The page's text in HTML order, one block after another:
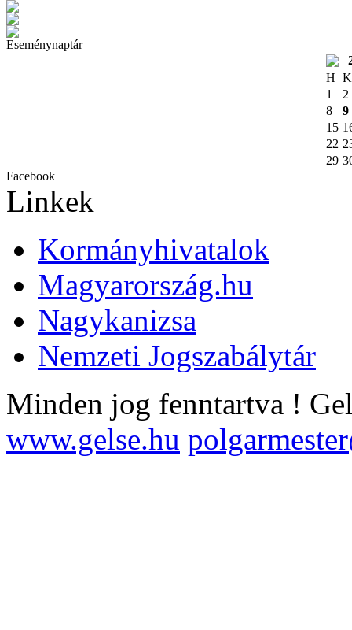
Eseménynaptár
H K
1
2
8
9
15
22
29
Facebook
Linkek
Kormányhivatalok
Magyarország.hu
Nagykanizsa
Nemzeti Jogszabálytár
Minden jog fenntartva !
www.gelse.hu